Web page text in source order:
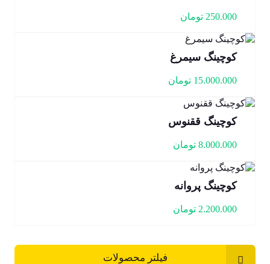
250.000 تومان
کوچینگ سیمرغ
15.000.000 تومان
کوچینگ ققنوس
8.000.000 تومان
کوچینگ پروانه
2.200.000 تومان
فیلتر محصولات